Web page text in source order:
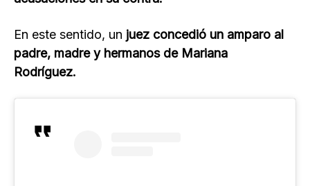
En este sentido, un juez concedió un amparo al
padre, madre y hermanos de Mariana
Rodríguez.